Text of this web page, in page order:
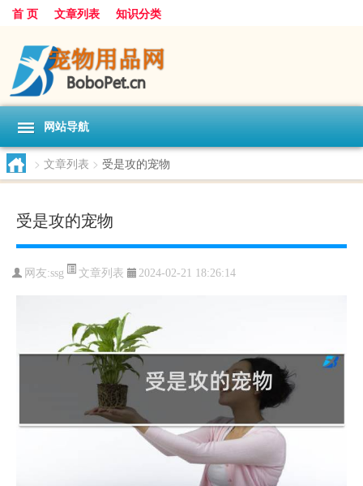
首 页 文章列表 知识分类
网站导航
> 文章列表 > 受是攻的宠物
受是攻的宠物
网友:ssg 文章列表 2024-02-21 18:26:14